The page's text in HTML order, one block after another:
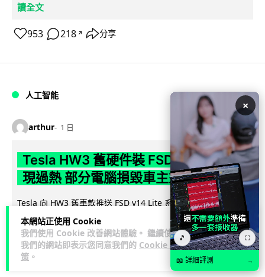
本網站正使用 Cookie
我們使用 Cookie 改善網站體驗。 繼續使用
我們的網站即表示您同意我們的 Cookie 政
策 。
讀全文
953 218 ↗ 分享
人工智能
arthur 1 日
Tesla HW3 舊硬件裝 FSD v14 Lite 頻
現過熱 部分電腦損毀車主須自費維修
Tesla 向 HW3 舊車款推送 FSD v14 Lite 系統，引發大量車主反
映自動駕駛電腦嚴重過熱，部分更觸發高溫保護甚至直接燒
毀，須...
閱讀全文
10
×
🎵 ⛶
📖 詳細評測 →